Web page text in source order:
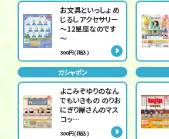
お文具といっしょ め
じるしアクセサリー
～12星座なのです
～
300円(税込)
ガシャポン
よこみぞゆりのなん
でもいきもの のりお
にぎり屋さんのマス
コッ…
300円(税込)